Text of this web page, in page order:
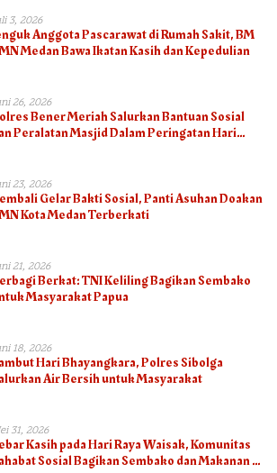
3, 2026
Anggota Pascarawat di Rumah Sakit, BM
Medan Bawa Ikatan Kasih dan Kepedulian
26, 2026
Bener Meriah Salurkan Bantuan Sosial
Peralatan Masjid Dalam Peringatan Hari
23, 2026
Gelar Bakti Sosial, Panti Asuhan Doakan
Kota Medan Terberkati
21, 2026
Berkat: TNI Keliling Bagikan Sembako
Masyarakat Papua
18, 2026
Hari Bhayangkara, Polres Sibolga
Air Bersih untuk Masyarakat
31, 2026
Kasih pada Hari Raya Waisak, Komunitas
Sosial Bagikan Sembako dan Makanan di